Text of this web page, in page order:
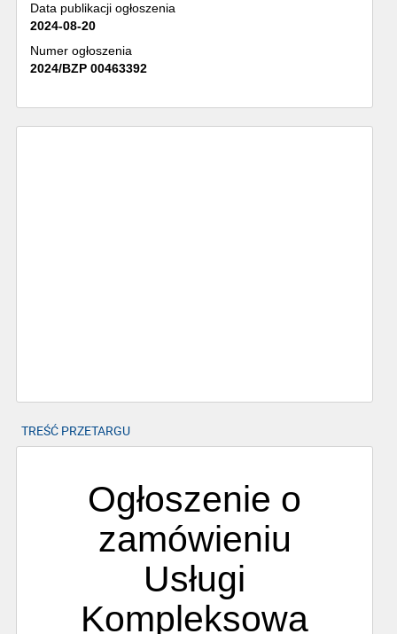
Data publikacji ogłoszenia
2024-08-20
Numer ogłoszenia
2024/BZP 00463392
TREŚĆ PRZETARGU
Ogłoszenie o
zamówieniu
Usługi
Kompleksowa